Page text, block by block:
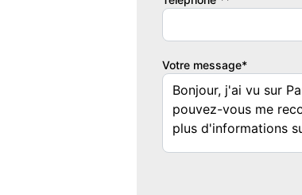
Votre message*